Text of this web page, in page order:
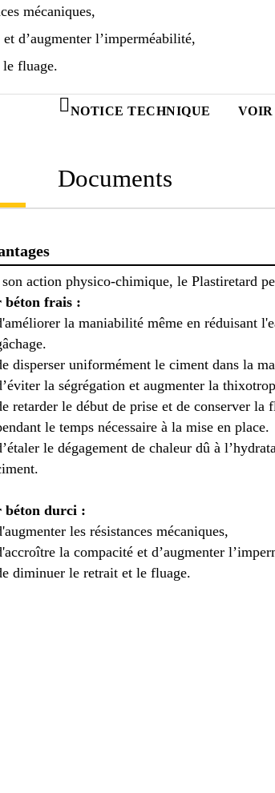
mécaniques,
d’augmenter l’imperméabilité,
fluage.
NOTICE TECHNIQUE VOIR
Documents
son action physico-chimique, le Plastiretard
béton frais :
la maniabilité même en réduisant
disperser uniformément le ciment dans la
la ségrégation et augmenter la
retarder le début de prise et de conserver la
le temps nécessaire à la mise en place.
le dégagement de chaleur dû à
béton durci :
les résistances mécaniques,
la compacité et d’augmenter
diminuer le retrait et le fluage.